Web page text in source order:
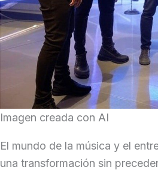
Imagen creada con AI
El mundo de la música y el
una transformación sin